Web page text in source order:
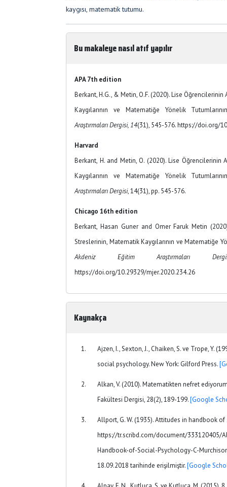
kaygısı, matematik tutumu.
Bu makaleye nasıl atıf yapılır
APA 7th edition
Berkant, H.G., & Metin, O.F. (2020). Lise
Kaygılarının ve Matematiğe Yönelik
Araştırmaları Dergisi, 14(31), 545-576. https://doi.org/
Harvard
Berkant, H. and Metin, O. (2020). Lise Öğrencilerinin
Kaygılarının ve Matematiğe Yönelik
Araştırmaları Dergisi, 14(31), pp. 545-576.
Chicago 16th edition
Berkant, Hasan Guner and Omer Faruk Metin
Streslerinin, Matematik Kaygılarının ve Matematiğe
Akdeniz Eğitim Araştırmaları
https://doi.org/10.29329/mjer.2020.234.26
Kaynakça
Ajzen, I., Sexton, J., Chaiken, S. ve Trope, Y.
social psychology. New York: Gilford Press.
Alkan, V. (2010). Matematikten nefret
Fakültesi Dergisi, 28(2), 189-199.[Google
Allport, G. W. (1935). Attitudes in handbook
https://tr.scribd.com/document/333120405/
Handbook-of-Social-Psychology-C-
18.09.2018 tarihinde erişilmiştir.[Google